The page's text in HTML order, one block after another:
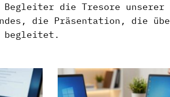
die Tresore unserer
die Präsentation, die
begleitet.